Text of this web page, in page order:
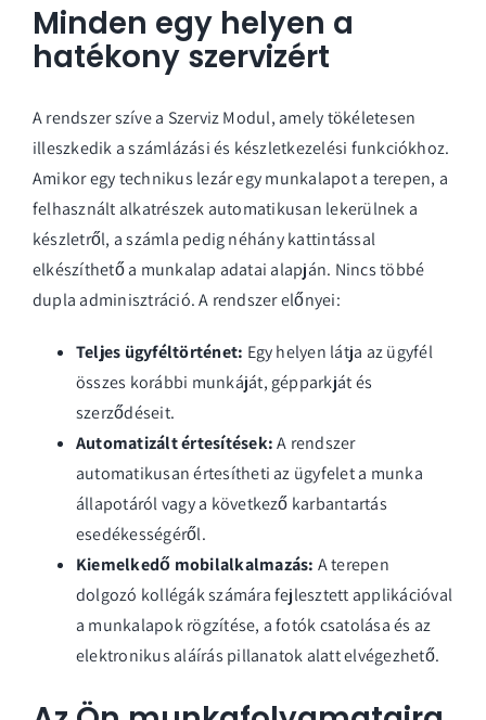
Minden egy helyen a
hatékony szervizért
A rendszer szíve a Szerviz Modul, amely tökéletesen
illeszkedik a számlázási és készletkezelési funkciókhoz.
Amikor egy technikus lezár egy munkalapot a terepen, a
felhasznált alkatrészek automatikusan lekerülnek a
készletről, a számla pedig néhány kattintással
elkészíthető a munkalap adatai alapján. Nincs többé
dupla adminisztráció. A rendszer előnyei:
Teljes ügyféltörténet: Egy helyen látja az ügyfél
összes korábbi munkáját, gépparkját és
szerződéseit.
Automatizált értesítések:A rendszer
automatikusan értesítheti az ügyfelet a munka
állapotáról vagy a következő karbantartás
esedékességéről.
Kiemelkedő mobilalkalmazás: A terepen
dolgozó kollégák számára fejlesztett applikációval
a munkalapok rögzítése, a fotók csatolása és az
elektronikus aláírás pillanatok alatt elvégezhető.